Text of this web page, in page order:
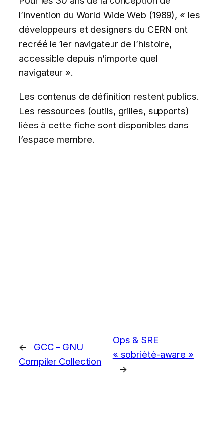
l’invention du World Wide Web (1989), « les
développeurs et designers du CERN ont
recréé le 1er navigateur de l’histoire,
accessible depuis n’importe quel
navigateur ».
Les contenus de définition restent publics.
Les ressources (outils, grilles, supports)
liées à cette fiche sont disponibles dans
l’espace membre.
←
GCC – GNU
Compiler Collection
Ops & SRE
« sobriété-aware »
→